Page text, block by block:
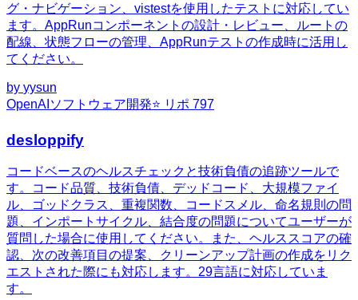
グ・ナビゲーション、vistestを使用したテストに対応してい
ます。AppRunコンポーネントの設計・レビュー、ルートの
配線、状態フローの管理、AppRunテストの作成時に活用し
てください。
by yysun
OpenAI ソフトウェア開発⭐ リポ 797
desloppify
コードベースのヘルスチェックと技術負債の追跡ツールで
す。コード品質、技術負債、デッドコード、大規模ファイ
ル、ゴッドクラス、重複関数、コードスメル、命名規則の問
題、インポートサイクル、結合度の問題についてユーザーが
質問した場合に使用してください。また、ヘルススコアの確
認、次の改善項目の提案、クリーンアップ計画の作成をリク
エストされた際にも対応します。29言語に対応していま
す。